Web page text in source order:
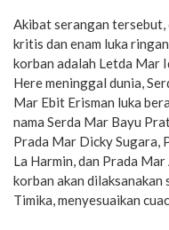
Akibat serangan tersebut,
kritis dan enam luka
korban adalah Letda Mar
Here meninggal dunia,
Mar Ebit Erisman luka
nama Serda Mar Bayu
Prada Mar Dicky Sugara,
La Harmin, dan Prada
korban akan dilaksanakan
Timika, menyesuaikan